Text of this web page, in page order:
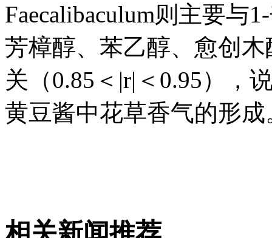
Faecalibaculum则主要与
芳樟醇、苯乙醇、愈创
关（0.85＜|r|＜0.95），
黄豆酱中花草香气的形成